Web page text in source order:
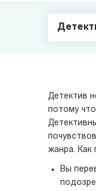
Детектив
потому
жанра. Как
Вы